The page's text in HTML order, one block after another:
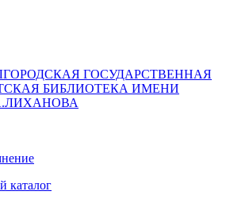
ГОСУДАРСТВЕННАЯ
БИБЛИОТЕКА ИМЕНИ
каталог